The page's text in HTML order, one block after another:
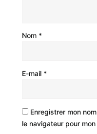
Nom *
E-mail *
Enregistrer mon
le navigateur pour